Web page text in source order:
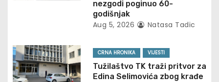
n
nezgodi poginuo 60-
godišnjak
Aug 5, 2026 Natasa Tadic
CRNA HRONIKA VIJESTI
Tužilaštvo TK traži pritvor za
Edina Selimovića zbog krađe